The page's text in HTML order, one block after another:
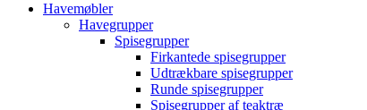
Havemøbler
Havegrupper
Spisegrupper
Firkantede spisegrupper
Udtrækbare spisegrupper
Runde spisegrupper
Spisegrupper af teaktræ